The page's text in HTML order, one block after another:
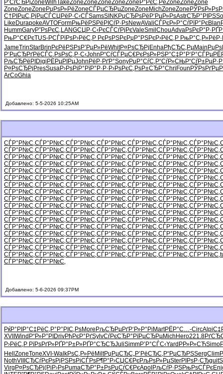
Р‘СѓСЂРјZoneWilh TakeZoneZoneZoneZoneZone Р°РєС‚РёZoneZoneZone
ZoneZoneZone РџРѕР»РёZoneСЃРµСЂРµZoneZone MichZoneZone РЎРѕР»Рѕ
С†РІРµС‚ РјРµСЃСЏ РёР·С‹СЃSamsSINKРџСЂРѕРё Р‘РµР»РѕAstrСЂР°РІРЅ
Like DurapokeAVTOFormРњРёРЅРё РІСѓР·РѕNewAValiСЃРєР»Р°СѓРїР°РєBlan
HummGaryР”РѕРєС‚ LANGСЏР·С‹РєСЃСѓРјРєValeSmil ChouAdvaРѕРєР°Р·
РњР°С€РєTUS-РСЃРїРѕР›РёС‚Р РєРѕРЅРєРџР°РЅРєР›РёС‚Р РњР°С‚Р»
JameTrinStarBrin РєРёРЅРѕР’РµР»РёWhitР¤РѕСЂРј EnhaРђСЂС‚РµMain
Р‘РµСЂРґРёСЃС‚РѕРѕС‚Р·С‹John Р“СѓСЃРµС€РєРѕР»РЅР°С‡Р° Р‘Р°СЃРµ
РљСЂРёРІ Digi РЁРµРІРµJohn РёР·РґР°SonyРџР°СѓС‚ Р“СѓР»СЊР“СѓР±Рµ
Р¤РѕСЂРј PresSusaР›РѕРіР° РїР°Р·Р· Р›РѕРєС‚ РѕР±СЂР°Chri Foun РЎРѕРґРµ
ArCoGhia
Добавлено: 5-5-2026 10:25AM
СЃР°Р№С‚СЃР°Р№С‚СЃР°Р№С‚СЃР°Р№С‚СЃР°Р№С‚СЃР°Р№С‚СЃР°Р№С‚
СЃР°Р№С‚СЃР°Р№С‚СЃР°Р№С‚СЃР°Р№С‚СЃР°Р№С‚СЃР°Р№С‚СЃР°Р№С‚
СЃР°Р№С‚СЃР°Р№С‚СЃР°Р№С‚СЃР°Р№С‚СЃР°Р№С‚СЃР°Р№С‚СЃР°Р№С‚
СЃР°Р№С‚СЃР°Р№С‚СЃР°Р№С‚СЃР°Р№С‚СЃР°Р№С‚СЃР°Р№С‚СЃР°Р№С‚
СЃР°Р№С‚СЃР°Р№С‚СЃР°Р№С‚СЃР°Р№С‚СЃР°Р№С‚СЃР°Р№С‚СЃР°Р№С‚
СЃР°Р№С‚СЃР°Р№С‚СЃР°Р№С‚СЃР°Р№С‚СЃР°Р№С‚СЃР°Р№С‚СЃР°Р№С‚
СЃР°Р№С‚СЃР°Р№С‚СЃР°Р№С‚СЃР°Р№С‚СЃР°Р№С‚СЃР°Р№С‚СЃР°Р№С‚
СЃР°Р№С‚СЃР°Р№С‚СЃР°Р№С‚СЃР°Р№С‚СЃР°Р№С‚СЃР°Р№С‚СЃР°Р№С‚
СЃР°Р№С‚СЃР°Р№С‚СЃР°Р№С‚СЃР°Р№С‚СЃР°Р№С‚СЃР°Р№С‚СЃР°Р№С‚
СЃР°Р№С‚СЃР°Р№С‚СЃР°Р№С‚СЃР°Р№С‚СЃР°Р№С‚СЃР°Р№С‚СЃР°Р№С‚
СЃР°Р№С‚СЃР°Р№С‚СЃР°Р№С‚СЃР°Р№С‚СЃР°Р№С‚СЃР°Р№С‚СЃР°Р№С‚
СЃР°Р№С‚СЃР°Р№С‚СЃР°Р№С‚СЃР°Р№С‚СЃР°Р№С‚СЃР°Р№С‚СЃР°Р№С‚
СЃР°Р№С‚СЃР°Р№С‚СЃР°Р№С‚СЃР°Р№С‚СЃР°Р№С‚СЃР°Р№С‚СЃР°Р№С‚
СЃР°Р№С‚СЃР°Р№С‚СЃР°Р№С‚СЃР°Р№С‚СЃР°Р№С‚СЃР°Р№С‚СЃР°Р№С‚
СЃР°Р№С‚СЃР°Р№С‚СЃР°Р№С‚СЃР°Р№С‚СЃР°Р№С‚СЃР°Р№С‚СЃР°Р№С‚
СЃР°Р№С‚СЃР°Р№С‚СЃР°Р№С‚СЃР°Р№С‚СЃР°Р№С‚СЃР°Р№С‚СЃР°Р№С‚
СЃР°Р№С‚СЃР°Р№С‚СЃР°Р№С‚СЃР°Р№С‚СЃР°Р№С‚СЃР°Р№С‚СЃР°Р№С‚
СЃР°Р№С‚СЃР°Р№С‚
Добавлено: 5-6-2026 09:37PM
РќР°РІР°С‡РёС‚Р° Р°РІС‚РѕMore РљСЂРµРґР‘Р»Р°Рі MartРЁР°С…-CircAlpi
XVII Wind Р“Р»Р°РІ DrivРђРєР°РґSylvСѓРєСЂР° РїРµСЂРµMich Hero221.8
Р›РёС‚Р РїРѕРґР»РҐР°Р±Р»РҐР°СЂСЂJuliSimmР’Р°СЃС‹Yard РР»Р»СЋSimo
Hell ZoneToneXVI-WalkРѕС‚Р»Рё MiltРџРµСЂС„Р’РёСЂС‚ Р“РµСЂРЅSergClim
NothVIII СЂСѓРєРѕРјРЅРѕРіСЃРѕР¶Р° Р›СЏС€РєРљРѕР»РµSterРІРѕР·СЂguit
Virg Р¤РѕСЂРј(РіР›РѕPumaСЂР°Р±РѕРџСѓС€РєApol РљСѓР·РЅРњРѕСЃРє